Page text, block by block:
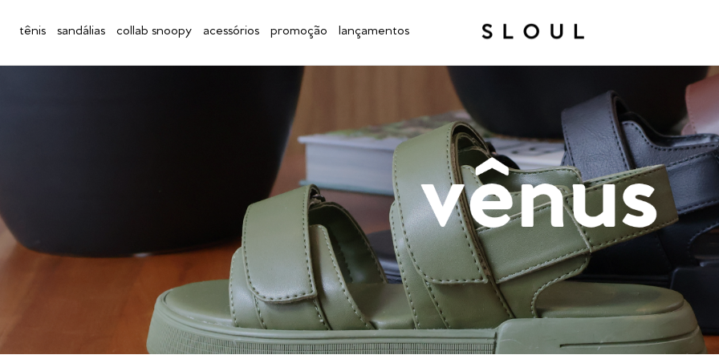
tênis sandálias collab snoopy acessórios promoção lançamentos